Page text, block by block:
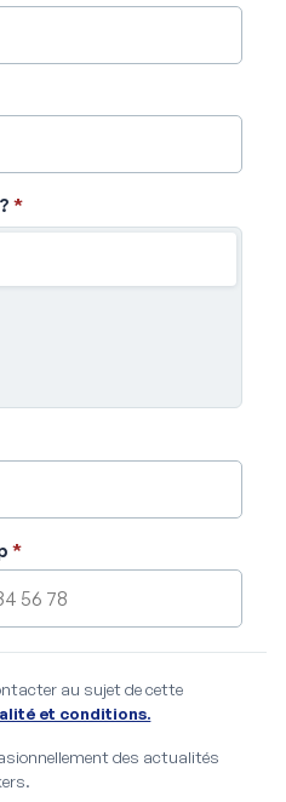
*
*
au sujet de cette
et conditions.
des actualités